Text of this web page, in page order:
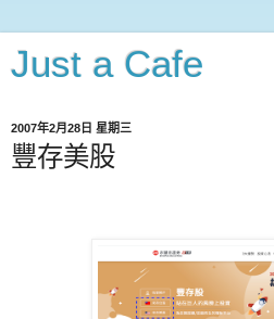
Just a Cafe
2007年2月28日 星期三
豐存美股